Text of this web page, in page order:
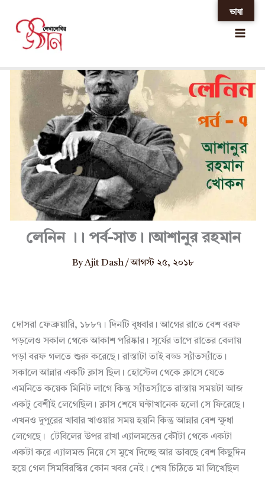
content
লেনিন ।। পর্ব-সাত।।আশানুর রহমান
ByAjit Dash/আগস্ট ২৫, ২০১৮
দোসরা ফেব্রুয়ারি, ১৮৮৭। দিনটি বুধবার। আগের রাতে বেশ বরফ
পড়লেও সকাল থেকে আকাশ পরিষ্কার। সূর্যের তাপে রাতের বেলায়
পড়া বরফ গলতে শুরু করেছে। রাস্তাটা তাই বড্ড স্যাঁতস্যাঁতে।
সকালে আন্নার একটি ক্লাস ছিল। হোস্টেল থেকে ক্লাসে যেতে
এমনিতে কয়েক মিনিট লাগে কিন্তু স্যাঁতস্যাঁতে রাস্তায় সময়টা আজ
একটু বেশীই লেগেছিল। ক্লাস শেষে ঘন্টাখানেক হলো সে ফিরেছে।
এখনও দুপুরের খাবার খাওয়ার সময় হয়নি কিন্তু আন্নার বেশ ক্ষুধা
লেগেছে। টেবিলের উপর রাখা এ্যালমন্ডের কৌটা থেকে একটা
একটা করে এ্যালমন্ড নিয়ে সে মুখে দিচ্ছে আর ভাবছে বেশ কিছুদিন
হয়ে গেল সিমবিরস্কির কোন খবর নেই। শেষ চিঠিতে মা লিখেছিল
ভাষা